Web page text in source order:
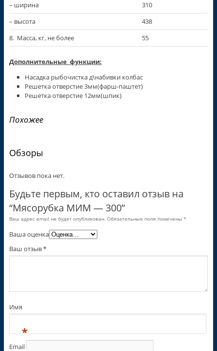
– ширина
310
– высота
438
8. Масса, кг, не более
55
Дополнительные функции:
Насадка рыбочистка д\набивки колбас
Решетка отверстие 3мм(фарш-паштет)
Решетка отверстие 12мм(шпик)
Похожее
Обзоры
Отзывов пока нет.
Будьте первым, кто оставил отзыв на
“Мясорубка МИМ — 300”
Ваш адрес email не будет опубликован. Обязательные поля помечены *
Ваша оценка
Ваш отзыв*
Имя
*
Email